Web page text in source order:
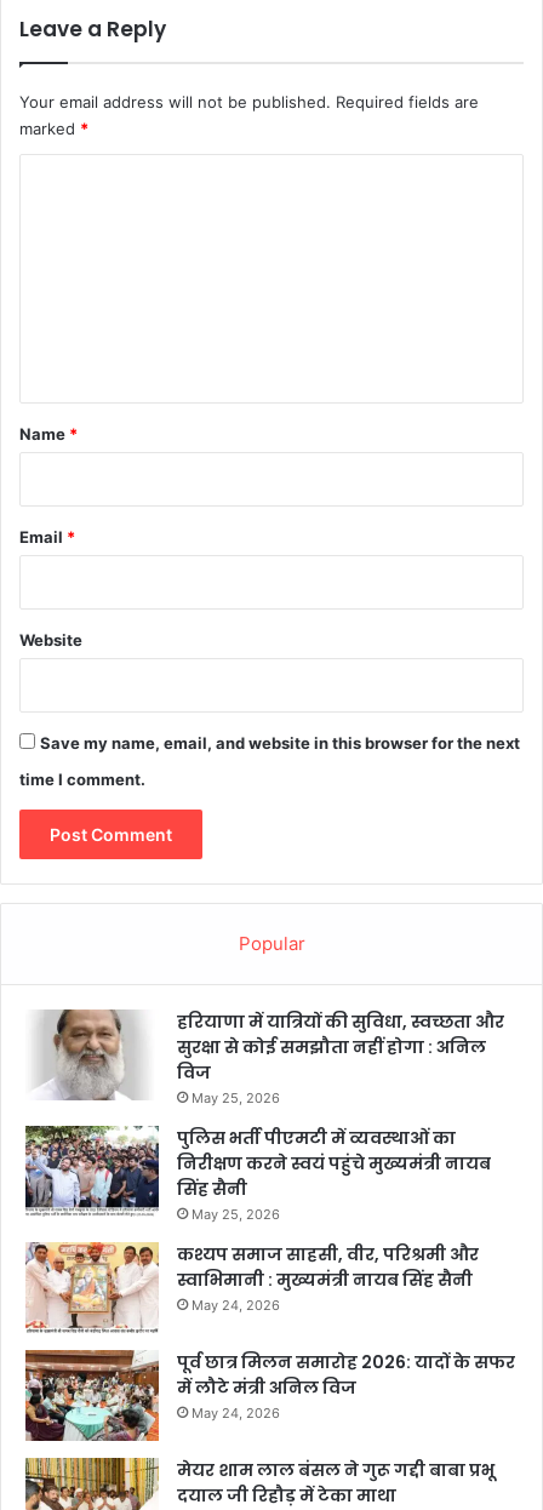
Leave a Reply
Your email address will not be published. Required fields are
marked *
*
Name *
Email *
Website
Save my name, email, and website in this browser for the next
time I comment.
Popular
हरियाणा में यात्रियों की सुविधा, स्वच्छता और
सुरक्षा से कोई समझौता नहीं होगा : अनिल
विज
May 25, 2026
पुलिस भर्ती पीएमटी में व्यवस्थाओं का
निरीक्षण करने स्वयं पहुंचे मुख्यमंत्री नायब
सिंह सैनी
May 25, 2026
कश्यप समाज साहसी, वीर, परिश्रमी और
स्वाभिमानी : मुख्यमंत्री नायब सिंह सैनी
May 24, 2026
पूर्व छात्र मिलन समारोह 2026: यादों के सफर
में लौटे मंत्री अनिल विज
May 24, 2026
मेयर शाम लाल बंसल ने गुरू गद्दी बाबा प्रभू
दयाल जी रिहौड़ में टेका माथा